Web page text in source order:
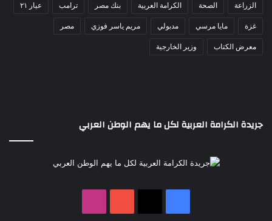
الزراعة الصحة الكرامة العربية بنك مصر ترامب عيار ٢١
غزة مايا مرسي مدبولي مريم ياسر فوزي مصر
معرض الكتاب وزير الخارجية
جريدة الكرامة العربية لكل ما يهم الوطن العربي